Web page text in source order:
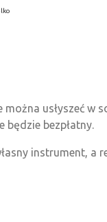
usłyszeć w
będzie bezpłatny.
instrument, a